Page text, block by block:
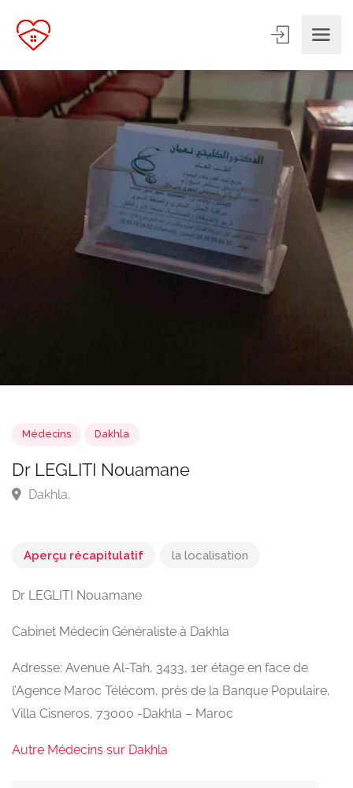
Médecins Dakhla
Aperçu récapitulatif la localisation
Dr LEGLITI Nouamane
Cabinet Médecin Généraliste à Dakhla
Adresse: Avenue Al-Tah, 3433, 1er étage en face de
l’Agence Maroc Télécom, près de la Banque Populaire,
Villa Cisneros, 73000 -Dakhla – Maroc
Autre Médecins sur Dakhla